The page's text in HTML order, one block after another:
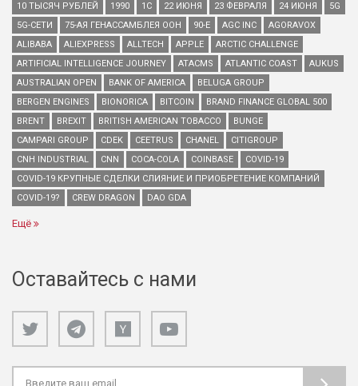
10 ТЫСЯЧ РУБЛЕЙ
1990 1С 22 ИЮНЯ 23 ФЕВРАЛЯ 24 ИЮНЯ
5G
5G-СЕТИ
75-АЯ ГЕНАССАМБЛЕЯ ООН 90-Е AGC INC
AGORAVOX
ALIBABA
ALIEXPRESS ALLTECH APPLE
ARCTIC CHALLENGE
ARTIFICIAL INTELLIGENCE JOURNEY
ATACMS ATLANTIC COAST
AUKUS
AUSTRALIAN OPEN
BANK OF AMERICA
BELUGA GROUP
BERGEN ENGINES
BIONORICA BITCOIN
BRAND FINANCE GLOBAL 500
BRENT
BREXIT BRITISH AMERICAN TOBACCO
BUNGE
CAMPARI GROUP
CDEK CEETRUS CHANEL
CITIGROUP
CNH INDUSTRIAL
CNN COCA-COLA COINBASE
COVID-19
COVID-19 КРУПНЫЕ СДЕЛКИ СЛИЯНИЕ И ПРИОБРЕТЕНИЕ КОМПАНИЙ
COVID-19?
CREW DRAGON DAO GDA
Ещё
Оставайтесь с нами